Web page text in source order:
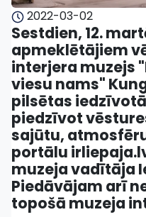
2022-03-02
Sestdien, 12.
apmeklētājiem
interjera muzejs
viesu nams"
pilsētas
piedzīvot
sajūtu,
portālu
muzeja vadītāja
Piedāvājam arī
topošā muzeja